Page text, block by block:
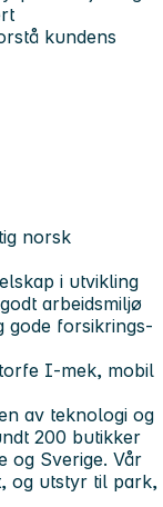
kundens
norsk
i utvikling
arbeidsmiljø
gode forsikrings-
I-mek, mobil
av teknologi og
200 butikker
og Sverige. Vår
og utstyr til park,